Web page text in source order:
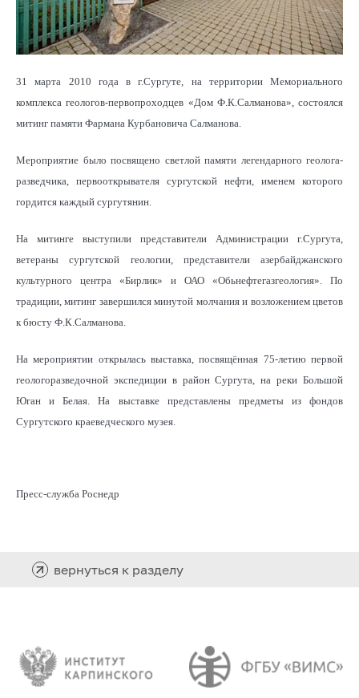
31 марта 2010 года в г.Сургуте, на территории Мемориального
комплекса геологов-первопроходцев «Дом Ф.К.Салманова», состоялся
митинг памяти Фармана Курбановича Салманова.
Мероприятие было посвящено светлой памяти легендарного геолога-
разведчика, первооткрывателя сургутской нефти, именем которого
гордится каждый сургутянин.
На митинге выступили представители Администрации г.Сургута,
ветераны сургутской геологии, представители азербайджанского
культурного центра «Бирлик» и ОАО «Обьнефтегазгеология». По
традиции, митинг завершился минутой молчания и возложением цветов
к бюсту Ф.К.Салманова.
На мероприятии открылась выставка, посвящённая 75-летию первой
геологоразведочной экспедиции в район Сургута, на реки Большой
Юган и Белая. На выставке представлены предметы из фондов
Сургутского краеведческого музея.
Пресс-служба Роснедр
вернуться к разделу